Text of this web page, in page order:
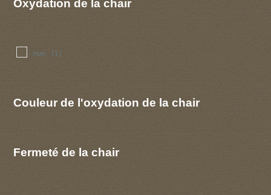
Oxydation de la chair
non (1)
Couleur de l'oxydation de la chair
Fermeté de la chair